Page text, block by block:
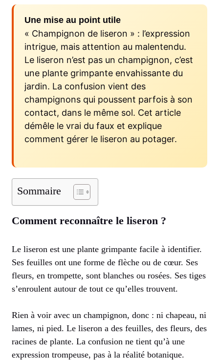
Une mise au point utile
« Champignon de liseron » : l’expression
intrigue, mais attention au malentendu.
Le liseron n’est pas un champignon, c’est
une plante grimpante envahissante du
jardin. La confusion vient des
champignons qui poussent parfois à son
contact, dans le même sol. Cet article
démêle le vrai du faux et explique
comment gérer le liseron au potager.
Sommaire
Comment reconnaître le liseron ?
Le liseron est une plante grimpante facile à identifier.
Ses feuilles ont une forme de flèche ou de cœur. Ses
fleurs, en trompette, sont blanches ou rosées. Ses tiges
s’enroulent autour de tout ce qu’elles trouvent.
Rien à voir avec un champignon, donc : ni chapeau, ni
lames, ni pied. Le liseron a des feuilles, des fleurs, des
racines de plante. La confusion ne tient qu’à une
expression trompeuse, pas à la réalité botanique.